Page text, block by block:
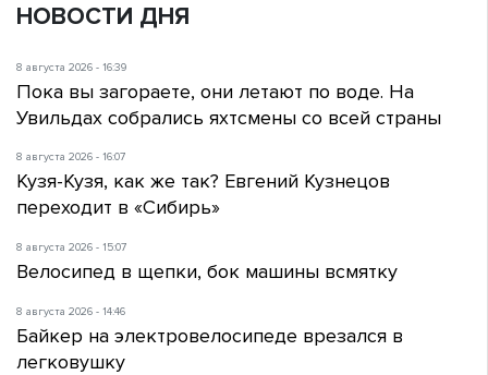
НОВОСТИ ДНЯ
8 августа 2026 - 16:39
Пока вы загораете, они летают по воде. На
Увильдах собрались яхтсмены со всей страны
8 августа 2026 - 16:07
Кузя-Кузя, как же так? Евгений Кузнецов
переходит в «Сибирь»
8 августа 2026 - 15:07
Велосипед в щепки, бок машины всмятку
8 августа 2026 - 14:46
Байкер на электровелосипеде врезался в
легковушку